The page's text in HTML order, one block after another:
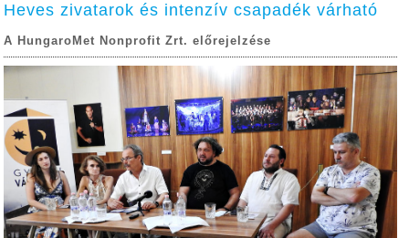
Heves zivatarok és intenzív csapadék várható
A HungaroMet Nonprofit Zrt. előrejelzése